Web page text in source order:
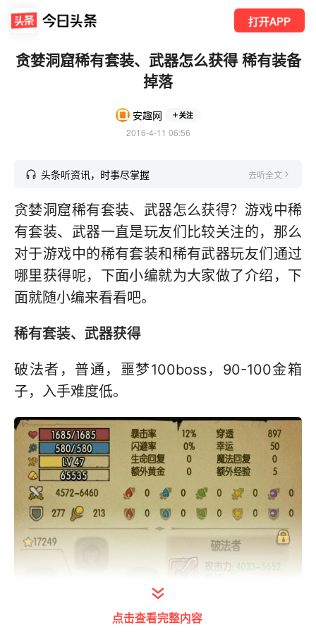
打开APP
贪婪洞窟稀有套装、武器怎么获得 稀有装备
掉落
安趣网 关注
2016-4-11 06:56
头条听资讯，时事尽掌握 去听全文
贪婪洞窟稀有套装、武器怎么获得？游戏中稀
有套装、武器一直是玩友们比较关注的，那么
对于游戏中的稀有套装和稀有武器玩友们通过
哪里获得呢，下面小编就为大家做了介绍，下
面就随小编来看看吧。
稀有套装、武器获得
破法者，普通，噩梦100boss，90-100金箱
子，入手难度低。
点击查看完整内容